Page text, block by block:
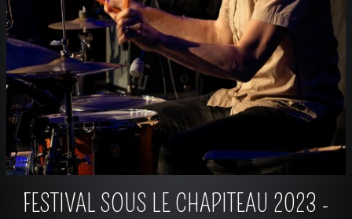
FESTIVAL SOUS LE CHAPITEAU 2023 -